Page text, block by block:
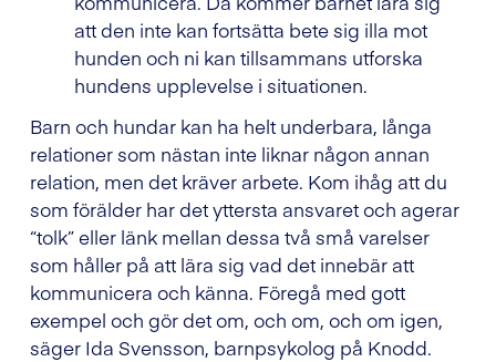
att den inte kan fortsätta bete sig illa mot
hunden och ni kan tillsammans utforska
hundens upplevelse i situationen.
Barn och hundar kan ha helt underbara, långa
relationer som nästan inte liknar någon annan
relation, men det kräver arbete. Kom ihåg att du
som förälder har det yttersta ansvaret och agerar
“tolk” eller länk mellan dessa två små varelser
som håller på att lära sig vad det innebär att
kommunicera och känna. Föregå med gott
exempel och gör det om, och om, och om igen,
säger Ida Svensson, barnpsykolog på Knodd.